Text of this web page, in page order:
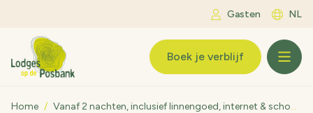
Gasten NL
LogoLodges op de Posbank
Boek je verblijf
Home / Vanaf 2 nachten, inclusief linnengoed, internet & schoonmaak.